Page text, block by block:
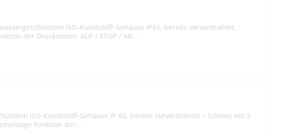
ISO-Kunststoff-Gehäuse IP65, bereits vorverdrahtet,
der Drucktasten: AUF / STOP / AB...
ISO-Kunststoff-Gehäuse IP 65, bereits vorverdrahtet + Schloss mit 2
Funktion der...